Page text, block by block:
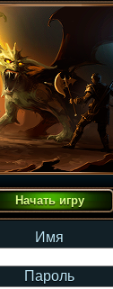
Имя
Пароль